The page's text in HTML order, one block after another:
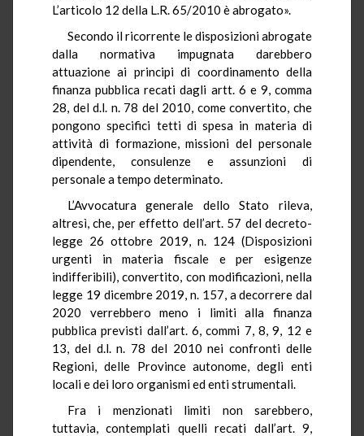
L’articolo 12 della L.R. 65/2010 è abrogato».
Secondo il ricorrente le disposizioni abrogate
dalla normativa impugnata darebbero
attuazione ai principi di coordinamento della
finanza pubblica recati dagli artt. 6 e 9, comma
28, del d.l. n. 78 del 2010, come convertito, che
pongono specifici tetti di spesa in materia di
attività di formazione, missioni del personale
dipendente, consulenze e assunzioni di
personale a tempo determinato.
L’Avvocatura generale dello Stato rileva,
altresì, che, per effetto dell’art. 57 del decreto-
legge 26 ottobre 2019, n. 124 (Disposizioni
urgenti in materia fiscale e per esigenze
indifferibili), convertito, con modificazioni, nella
legge 19 dicembre 2019, n. 157, a decorrere dal
2020 verrebbero meno i limiti alla finanza
pubblica previsti dall’art. 6, commi 7, 8, 9, 12 e
13, del d.l. n. 78 del 2010 nei confronti delle
Regioni, delle Province autonome, degli enti
locali e dei loro organismi ed enti strumentali.
Fra i menzionati limiti non sarebbero,
tuttavia, contemplati quelli recati dall’art. 9,